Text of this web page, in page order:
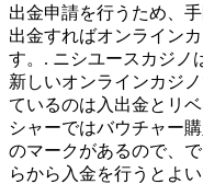
出金申請を行うため、
出金すればオンライン
す。. ニシユースカジノ
新しいオンラインカジ
ているのは入出金とリ
シャーではバウチャー
のマークがあるので、
らから入金を行うとよ